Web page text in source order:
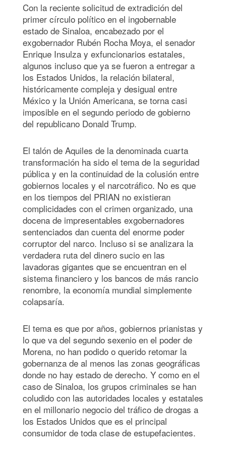
Con la reciente solicitud de extradición del
primer círculo político en el ingobernable
estado de Sinaloa, encabezado por el
exgobernador Rubén Rocha Moya, el senador
Enrique Insulza y exfuncionarios estatales,
algunos incluso que ya se fueron a entregar a
los Estados Unidos, la relación bilateral,
históricamente compleja y desigual entre
México y la Unión Americana, se torna casi
imposible en el segundo periodo de gobierno
del republicano Donald Trump.
El talón de Aquiles de la denominada cuarta
transformación ha sido el tema de la seguridad
pública y en la continuidad de la colusión entre
gobiernos locales y el narcotráfico. No es que
en los tiempos del PRIAN no existieran
complicidades con el crimen organizado, una
docena de impresentables exgobernadores
sentenciados dan cuenta del enorme poder
corruptor del narco. Incluso si se analizara la
verdadera ruta del dinero sucio en las
lavadoras gigantes que se encuentran en el
sistema financiero y los bancos de más rancio
renombre, la economía mundial simplemente
colapsaría.
El tema es que por años, gobiernos prianistas y
lo que va del segundo sexenio en el poder de
Morena, no han podido o querido retomar la
gobernanza de al menos las zonas geográficas
donde no hay estado de derecho. Y como en el
caso de Sinaloa, los grupos criminales se han
coludido con las autoridades locales y estatales
en el millonario negocio del tráfico de drogas a
los Estados Unidos que es el principal
consumidor de toda clase de estupefacientes.